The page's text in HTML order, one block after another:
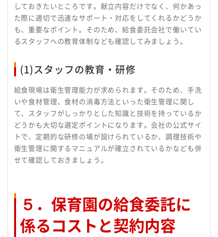
しておきたいところです。献立内容だけでなく、何かあっ
た際に適切で迅速なサポート・対応をしてくれるかどうか
も、重要なポイント。そのため、給食委託会社で働いてい
るスタッフへの教育体制なども確認してみましょう。
(1)スタッフの教育・研修
給食現場は衛生管理能力が求められます。そのため、手洗
いや食材管理、食材の消毒方法といった衛生管理に関し
て、スタッフがしっかりとした知識と技術を持っているか
どうかも大切な選定ポイントになります。会社の公式サイ
トで、定期的な研修の場が設けられているか、調理技術や
衛生管理に関するマニュアルが確立されているかなども併
せて確認しておきましょう。
５．保育園の給食委託に
係るコストと契約内容